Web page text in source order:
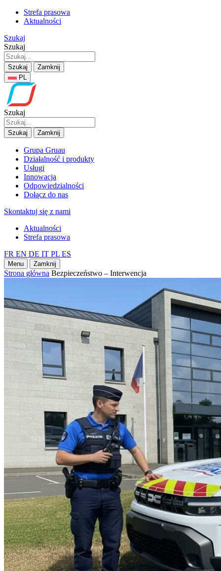
Strefa prasowa
Aktualności
Szukaj
Szukaj
Szukaj
Zamknij
PL
Szukaj
Szukaj Zamknij
Grupa Gruau
Działalność i produkty
Usługi
Innowacja
Odpowiedzialności
Dołącz do nas
Skontaktuj się z nami
Aktualności
Strefa prasowa
FR EN DE IT PL ES
Menu Zamknij
Strona główna Bezpieczeństwo – Interwencja